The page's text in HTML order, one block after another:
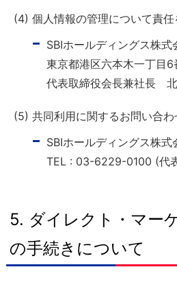
(4) 個人情報の管理について責
SBIホールディングス株式
東京都港区六本木一丁目6
代表取締役会長兼社長
(5) 共同利用に関するお問い合わ
SBIホールディングス株
TEL : 03-6229-0100 (代
5. ダイレクト・マー
の手続きについて